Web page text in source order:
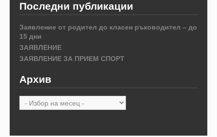
Последни публикации
Заявление от родител до класен ръководител – до
15 дни
ЗАЯВЛЕНИЕ
ЗАЯВЛЕНИЕ ЗА ПРИЕМ СПОРТ
Архив
Архив